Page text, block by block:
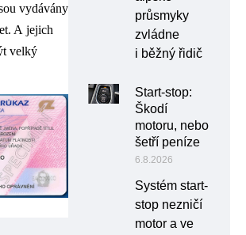
vydávány
A jejich
velký
průsmyky
zvládne
i běžný řidič
Start-stop:
Škodí
motoru, nebo
šetří peníze
6.8.2026
Systém start-
stop nezničí
motor a ve